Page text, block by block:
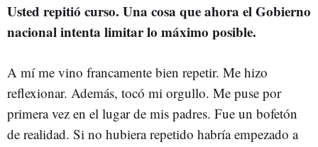
Usted repitió curso. Una cosa que ahora el Gobierno
nacional intenta limitar lo máximo posible.
A mí me vino francamente bien repetir. Me hizo
reflexionar. Además, tocó mi orgullo. Me puse por
primera vez en el lugar de mis padres. Fue un bofetón
de realidad. Si no hubiera repetido habría empezado a